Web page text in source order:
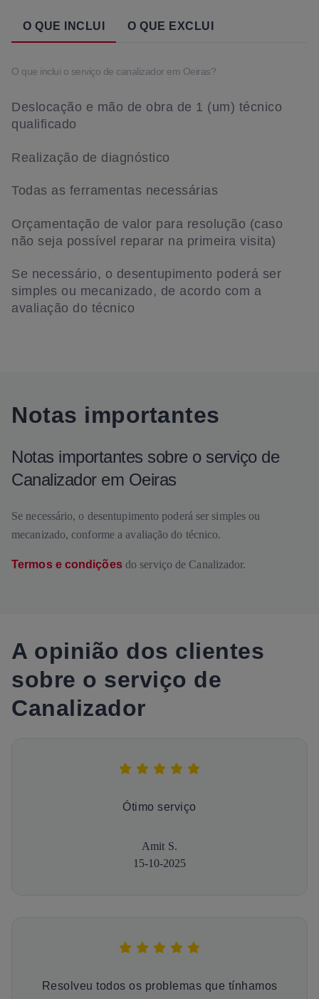
O QUE INCLUI O QUE EXCLUI
O que inclui o serviço de canalizador em Oeiras?
Deslocação e mão de obra de 1 (um) técnico
qualificado
Realização de diagnóstico
Todas as ferramentas necessárias
Orçamentação de valor para resolução (caso
não seja possível reparar na primeira visita)
Se necessário, o desentupimento poderá ser
simples ou mecanizado, de acordo com a
avaliação do técnico
Notas importantes
Notas importantes sobre o serviço de
Canalizador em Oeiras
Se necessário, o desentupimento poderá ser simples ou
mecanizado, conforme a avaliação do técnico.
Termos e condiçõesdo serviço de Canalizador.
A opinião dos clientes
sobre o serviço de
Canalizador
Ótimo serviço
Amit S.
15-10-2025
Resolveu todos os problemas que tínhamos